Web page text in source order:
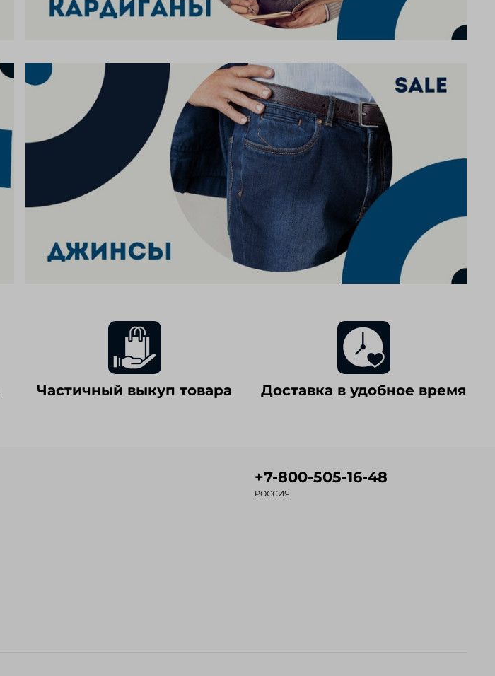
Частичный выкуп товара Доставка в удобное время
+7-800-505-16-48
РОССИЯ